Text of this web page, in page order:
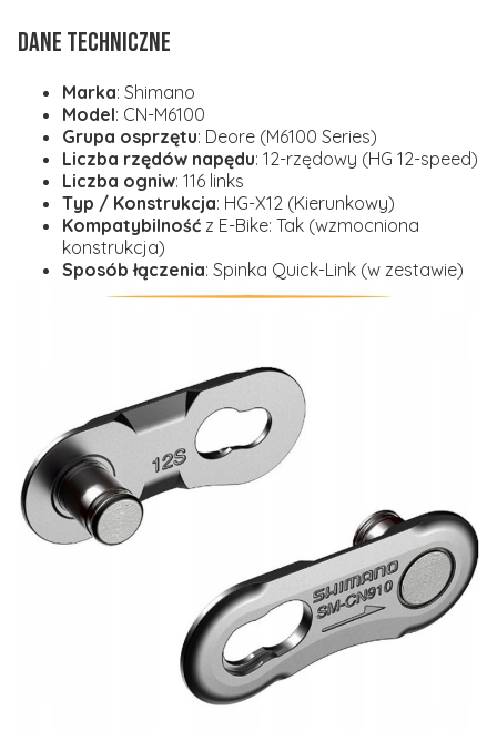
DANE TECHNICZNE
Marka: Shimano
Model: CN-M6100
Grupa osprzętu: Deore (M6100 Series)
Liczba rzędów napędu: 12-rzędowy (HG 12-speed)
Liczba ogniw: 116 links
Typ / Konstrukcja: HG-X12 (Kierunkowy)
Kompatybilność z E-Bike: Tak (wzmocniona
konstrukcja)
Sposób łączenia: Spinka Quick-Link (w zestawie)